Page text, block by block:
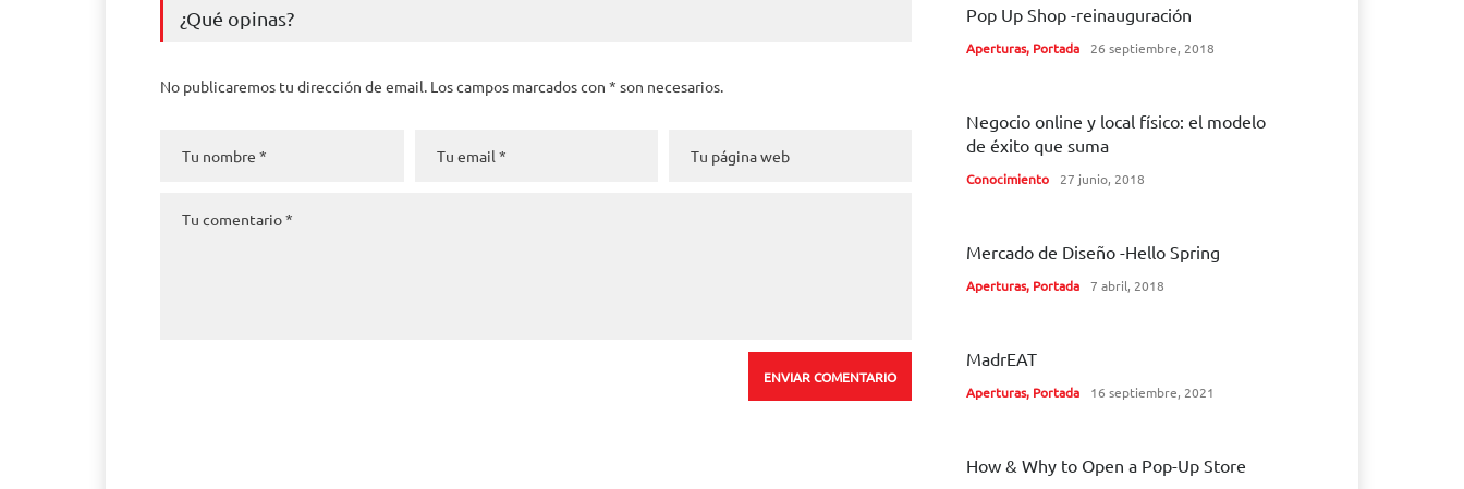
¿Qué opinas?
No publicaremos tu dirección de email. Los campos marcados con * son necesarios.
Pop Up Shop -reinauguración
Aperturas, Portada 26 septiembre, 2018
Negocio online y local físico: el modelo
de éxito que suma
Conocimiento 27 junio, 2018
Mercado de Diseño -Hello Spring
Aperturas, Portada 7 abril, 2018
MadrEAT
Aperturas, Portada 16 septiembre, 2021
How & Why to Open a Pop-Up Store